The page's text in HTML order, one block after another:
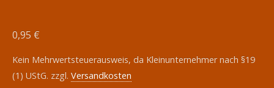
0,95 €
Kein Mehrwertsteuerausweis, da Kleinunternehmer nach §19
(1) UStG. zzgl. Versandkosten